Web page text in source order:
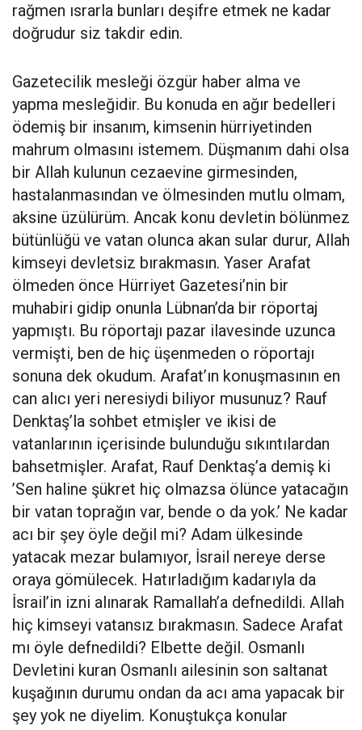
rağmen ısrarla bunları deşifre etmek ne kadar
doğrudur siz takdir edin.
Gazetecilik mesleği özgür haber alma ve
yapma mesleğidir. Bu konuda en ağır bedelleri
ödemiş bir insanım, kimsenin hürriyetinden
mahrum olmasını istemem. Düşmanım dahi olsa
bir Allah kulunun cezaevine girmesinden,
hastalanmasından ve ölmesinden mutlu olmam,
aksine üzülürüm. Ancak konu devletin bölünmez
bütünlüğü ve vatan olunca akan sular durur, Allah
kimseyi devletsiz bırakmasın. Yaser Arafat
ölmeden önce Hürriyet Gazetesi’nin bir
muhabiri gidip onunla Lübnan’da bir röportaj
yapmıştı. Bu röportajı pazar ilavesinde uzunca
vermişti, ben de hiç üşenmeden o röportajı
sonuna dek okudum. Arafat’ın konuşmasının en
can alıcı yeri neresiydi biliyor musunuz? Rauf
Denktaş’la sohbet etmişler ve ikisi de
vatanlarının içerisinde bulunduğu sıkıntılardan
bahsetmişler. Arafat, Rauf Denktaş’a demiş ki
’Sen haline şükret hiç olmazsa ölünce yatacağın
bir vatan toprağın var, bende o da yok.’ Ne kadar
acı bir şey öyle değil mi? Adam ülkesinde
yatacak mezar bulamıyor, İsrail nereye derse
oraya gömülecek. Hatırladığım kadarıyla da
İsrail’in izni alınarak Ramallah’a defnedildi. Allah
hiç kimseyi vatansız bırakmasın. Sadece Arafat
mı öyle defnedildi? Elbette değil. Osmanlı
Devletini kuran Osmanlı ailesinin son saltanat
kuşağının durumu ondan da acı ama yapacak bir
şey yok ne diyelim. Konuştukça konular